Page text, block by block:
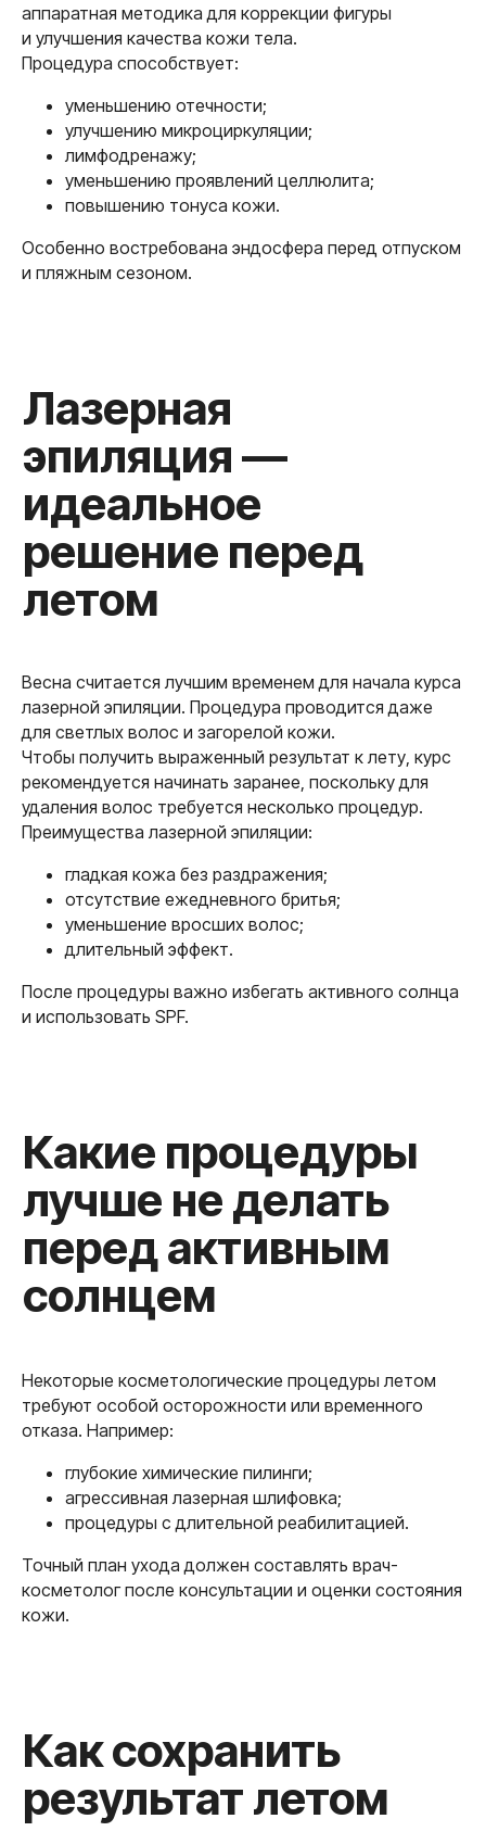
аппаратная методика для коррекции фигуры
и улучшения качества кожи тела.
Процедура способствует:
уменьшению отечности;
улучшению микроциркуляции;
лимфодренажу;
уменьшению проявлений целлюлита;
повышению тонуса кожи.
Особенно востребована эндосфера перед отпуском
и пляжным сезоном.
Весна считается лучшим временем для начала курса
лазерной эпиляции. Процедура проводится даже
для светлых волос и загорелой кожи.
Чтобы получить выраженный результат к лету, курс
рекомендуется начинать заранее, поскольку для
удаления волос требуется несколько процедур.
Преимущества лазерной эпиляции:
гладкая кожа без раздражения;
отсутствие ежедневного бритья;
уменьшение вросших волос;
длительный эффект.
После процедуры важно избегать активного солнца
и использовать SPF.
Некоторые косметологические процедуры летом
требуют особой осторожности или временного
отказа. Например:
глубокие химические пилинги;
агрессивная лазерная шлифовка;
процедуры с длительной реабилитацией.
Точный план ухода должен составлять врач-
косметолог после консультации и оценки состояния
кожи.
Заключение
Запишитесь на бесплатную
консультацию в нашем центре —
подберем программу под ваш тип
кожи и рассчитаем курс
индивидуально.
коже без
ежедневных
ритуалов?
Оводковой Анной Павловной
Главный врач Клиники красивой кожи
и тела, косметолог
Материал проверен
врачом
Подробнее
+7 495 215 14 17
Клиника эстетической и
медицинской косметологии
Клиника красивой
Написать